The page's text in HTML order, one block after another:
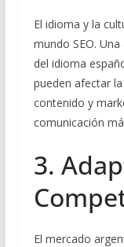
El idioma y la
mundo SEO.
del idioma
pueden afectar
contenido y
comunicación
3.
El mercado